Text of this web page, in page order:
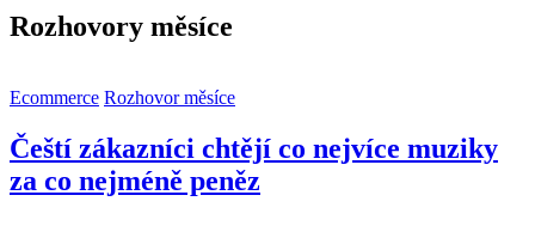
Rozhovory měsíce
Ecommerce Rozhovor měsíce
Čeští zákazníci chtějí co nejvíce muziky
za co nejméně peněz